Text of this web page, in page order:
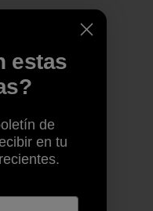
estas
de
en tu